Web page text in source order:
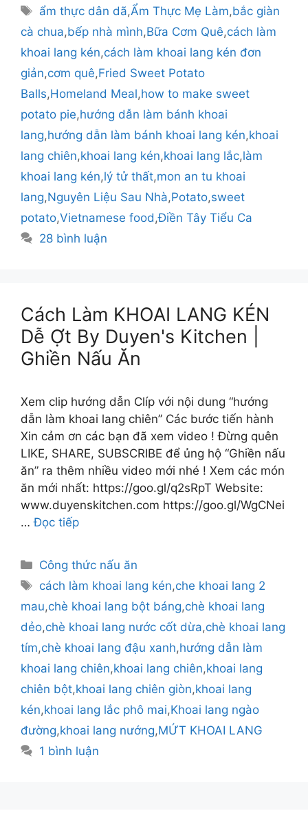
mục
Thẻ
ẩm thực dân dã,Ẩm Thực Mẹ Làm,bắc giàn
cà chua,bếp nhà mình,Bữa Cơm Quê,cách làm
khoai lang kén,cách làm khoai lang kén đơn
giản,cơm quê,Fried Sweet Potato
Balls,Homeland Meal,how to make sweet
potato pie,hướng dẫn làm bánh khoai
lang,hướng dẫn làm bánh khoai lang kén,khoai
lang chiên,khoai lang kén,khoai lang lắc,làm
khoai lang kén,lý tử thất,mon an tu khoai
lang,Nguyên Liệu Sau Nhà,Potato,sweet
potato,Vietnamese food,Điền Tây Tiểu Ca
28 bình luận
Cách Làm KHOAI LANG KÉN
Dễ Ợt By Duyen's Kitchen |
Ghiền Nấu Ăn
Xem clip hướng dẫn Clíp với nội dung “hướng
dẫn làm khoai lang chiên” Các bước tiến hành
Xin cảm ơn các bạn đã xem video ! Đừng quên
LIKE, SHARE, SUBSCRIBE để ủng hộ “Ghiền nấu
ăn” ra thêm nhiều video mới nhé ! Xem các món
ăn mới nhất: https://goo.gl/q2sRpT Website:
www.duyenskitchen.com https://goo.gl/WgCNei
…Đọc tiếp
Danh
mục
Công thức nấu ăn
Thẻ
cách làm khoai lang kén,che khoai lang 2
mau,chè khoai lang bột báng,chè khoai lang
dẻo,chè khoai lang nước cốt dừa,chè khoai lang
tím,chè khoai lang đậu xanh,hướng dẫn làm
khoai lang chiên,khoai lang chiên,khoai lang
chiên bột,khoai lang chiên giòn,khoai lang
kén,khoai lang lắc phô mai,Khoai lang ngào
đường,khoai lang nướng,MỨT KHOAI LANG
1 bình luận